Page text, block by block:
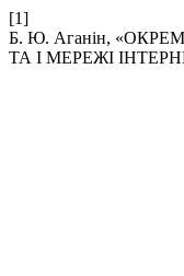
[1]
Б. Ю. Аганін,
ТА І МЕРЕЖІ